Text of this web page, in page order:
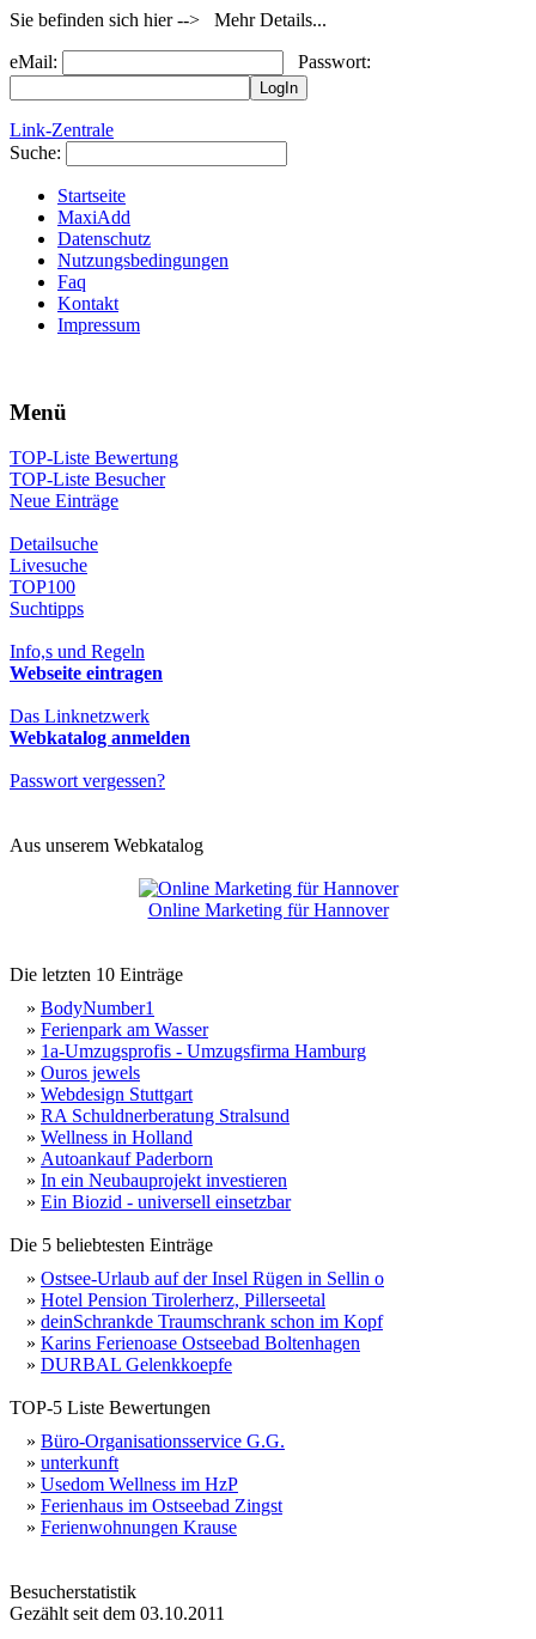
Sie befinden sich hier --> Mehr Details...
eMail: Passwort:
Link-Zentrale
Suche:
Startseite
MaxiAdd
Datenschutz
Nutzungsbedingungen
Faq
Kontakt
Impressum
Menü
TOP-Liste Bewertung
TOP-Liste Besucher
Neue Einträge
Detailsuche
Livesuche
TOP100
Suchtipps
Info,s und Regeln
Webseite eintragen
Das Linknetzwerk
Webkatalog anmelden
Passwort vergessen?
Aus unserem Webkatalog
Online Marketing für Hannover
Die letzten 10 Einträge
» BodyNumber1
» Ferienpark am Wasser
» 1a-Umzugsprofis - Umzugsfirma Hamburg
» Ouros jewels
» Webdesign Stuttgart
» RA Schuldnerberatung Stralsund
» Wellness in Holland
» Autoankauf Paderborn
» In ein Neubauprojekt investieren
» Ein Biozid - universell einsetzbar
Die 5 beliebtesten Einträge
» Ostsee-Urlaub auf der Insel Rügen in Sellin o
» Hotel Pension Tirolerherz, Pillerseetal
» deinSchrankde Traumschrank schon im Kopf
» Karins Ferienoase Ostseebad Boltenhagen
» DURBAL Gelenkkoepfe
TOP-5 Liste Bewertungen
» Büro-Organisationsservice G.G.
» unterkunft
» Usedom Wellness im HzP
» Ferienhaus im Ostseebad Zingst
» Ferienwohnungen Krause
Besucherstatistik
Gezählt seit dem 03.10.2011